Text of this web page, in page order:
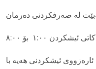
کاتی ئیشکردن ١:٠٠ بۆ ٨:٠٠